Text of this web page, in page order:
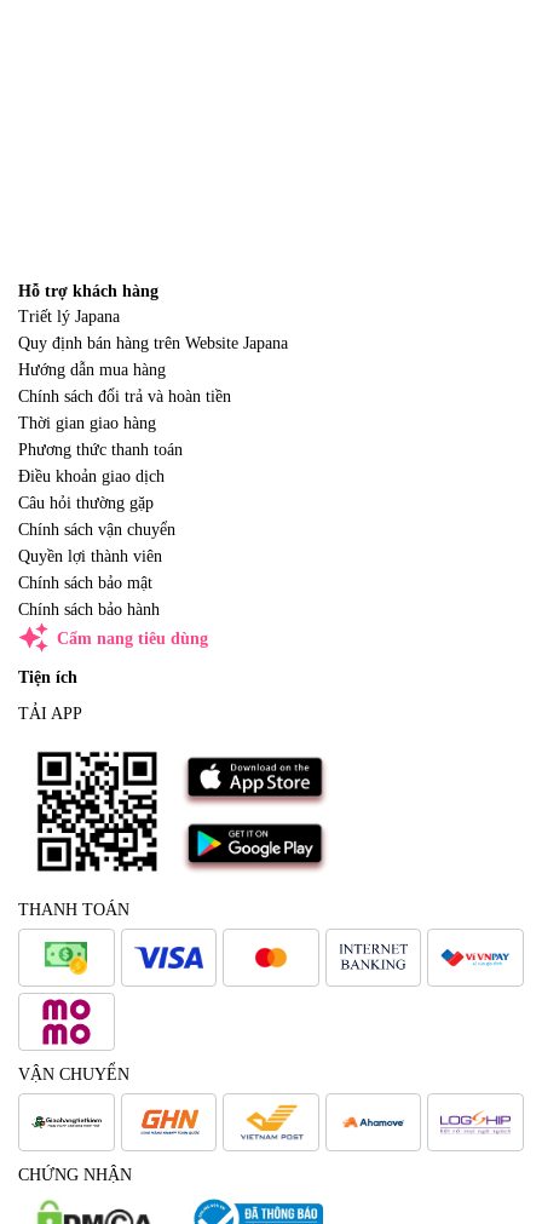
Hỗ trợ khách hàng
Triết lý Japana
Quy định bán hàng trên Website Japana
Hướng dẫn mua hàng
Chính sách đổi trả và hoàn tiền
Thời gian giao hàng
Phương thức thanh toán
Điều khoản giao dịch
Câu hỏi thường gặp
Chính sách vận chuyển
Quyền lợi thành viên
Chính sách bảo mật
Chính sách bảo hành
auto_awesome Cẩm nang tiêu dùng
Tiện ích
TẢI APP
THANH TOÁN
VẬN CHUYỂN
CHỨNG NHẬN